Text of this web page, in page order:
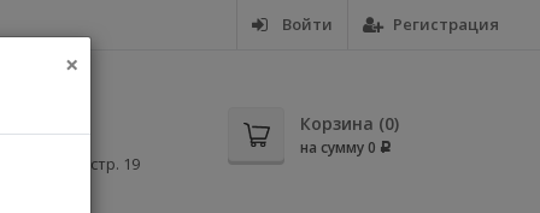
Войти Регистрация
д. 11, стр. 19
Корзина (0)
на сумму0 Р
×